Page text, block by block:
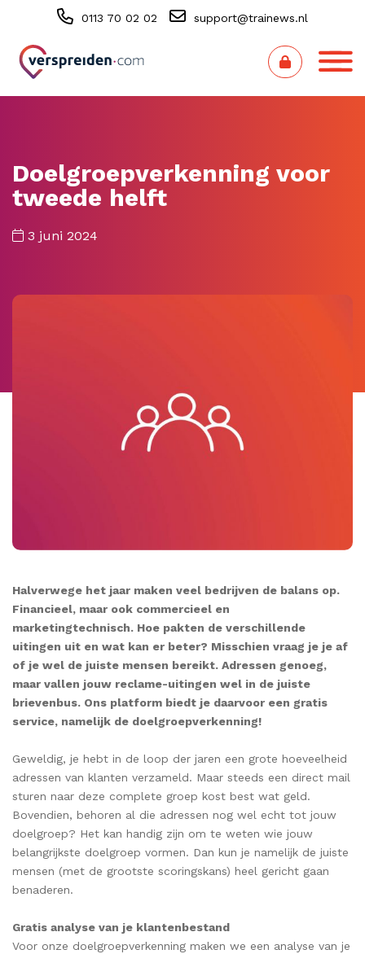
0113 70 02 02 support@trainews.nl
Doelgroepverkenning voor
tweede helft
3 juni 2024
Halverwege het jaar maken veel bedrijven de balans op.
Financieel, maar ook commercieel en
marketingtechnisch. Hoe pakten de verschillende
uitingen uit en wat kan er beter? Misschien vraag je je af
of je wel de juiste mensen bereikt. Adressen genoeg,
maar vallen jouw reclame-uitingen wel in de juiste
brievenbus. Ons platform biedt je daarvoor een gratis
service, namelijk de doelgroepverkenning!
Geweldig, je hebt in de loop der jaren een grote hoeveelheid
adressen van klanten verzameld. Maar steeds een direct mail
sturen naar deze complete groep kost best wat geld.
Bovendien, behoren al die adressen nog wel echt tot jouw
doelgroep? Het kan handig zijn om te weten wie jouw
belangrijkste doelgroep vormen. Dan kun je namelijk de juiste
mensen (met de grootste scoringskans) heel gericht gaan
benaderen.
Gratis analyse van je klantenbestand
Voor onze doelgroepverkenning maken we een analyse van je